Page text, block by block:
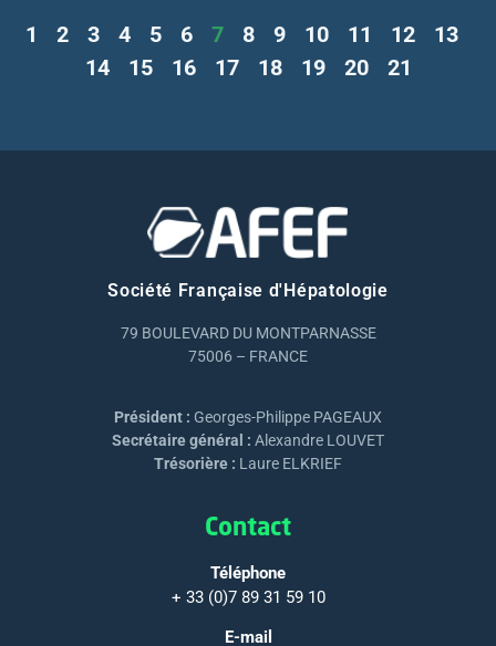
1 2 3 4 5 6 7 8 9 10 11 12
13
14
15 16 17 18 19 20 21
Société Française d'Hépatologie
79 BOULEVARD DU MONTPARNASSE
75006 – FRANCE
Président : Georges-Philippe PAGEAUX
Secrétaire général : Alexandre LOUVET
Trésorière : Laure ELKRIEF
Contact
Téléphone
+ 33 (0)7 89 31 59 10
E-mail